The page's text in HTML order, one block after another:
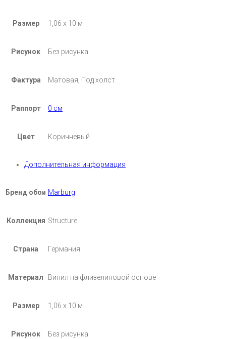
Размер 1,06 х 10 м
Рисунок Без рисунка
Фактура Матовая, Под холст
Раппорт 0 см
Цвет Коричневый
Дополнительная информация
Бренд обои Marburg
Коллекция Structure
Страна Германия
Материал Винил на флизелиновой основе
Размер 1,06 х 10 м
Рисунок Без рисунка